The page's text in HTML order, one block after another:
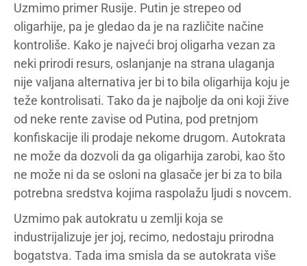
Uzmimo primer Rusije. Putin je strepeo od
oligarhije, pa je gledao da je na različite načine
kontroliše. Kako je najveći broj oligarha vezan za
neki prirodi resurs, oslanjanje na strana ulaganja
nije valjana alternativa jer bi to bila oligarhija koju je
teže kontrolisati. Tako da je najbolje da oni koji žive
od neke rente zavise od Putina, pod pretnjom
konfiskacije ili prodaje nekome drugom. Autokrata
ne može da dozvoli da ga oligarhija zarobi, kao što
ne može ni da se osloni na glasače jer bi za to bila
potrebna sredstva kojima raspolažu ljudi s novcem.
Uzmimo pak autokratu u zemlji koja se
industrijalizuje jer joj, recimo, nedostaju prirodna
bogatstva. Tada ima smisla da se autokrata više